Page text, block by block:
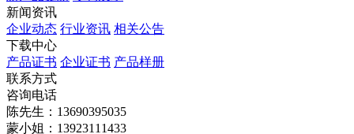
新闻资讯
企业动态 行业资讯 相关公告
下载中心
产品证书 企业证书 产品样册
联系方式
咨询电话
陈先生：13690395035
蒙小姐：13923111433